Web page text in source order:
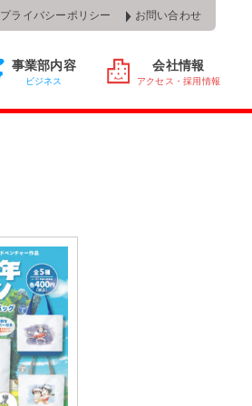
プライバシーポリシー お問い合わせ
事業部内容
ビジネス
会社情報
アクセス・採用情報